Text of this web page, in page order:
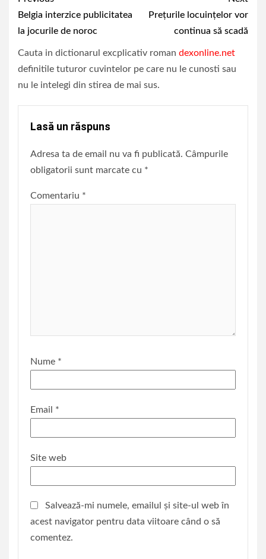
Reading
Belgia interzice publicitatea
la jocurile de noroc
Prețurile locuințelor vor
continua să scadă
Cauta in dictionarul excplicativ roman dexonline.net
definitile tuturor cuvintelor pe care nu le cunosti sau
nu le intelegi din stirea de mai sus.
Lasă un răspuns
Adresa ta de email nu va fi publicată. Câmpurile
obligatorii sunt marcate cu *
Comentariu *
Nume *
Email *
Site web
Salvează-mi numele, emailul și site-ul web în
acest navigator pentru data viitoare când o să
comentez.